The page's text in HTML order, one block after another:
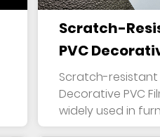
Scratch-
PVC
Scratch-resistant
Decorative PVC
widely used in
MDF board and...